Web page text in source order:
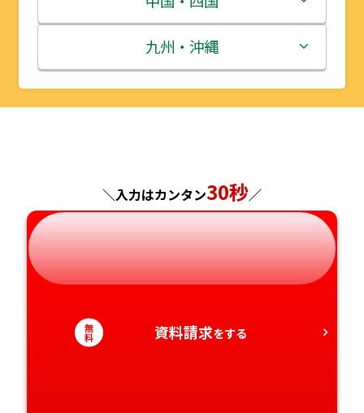
秋田県
山形県
埼玉県
千葉県
石川県
福井県
岐阜県
静岡県
滋賀県
京都府
奈良県
和歌山県
鳥取県
島根県
山口県
徳島県
九州・沖縄
福岡県
熊本県
大分県
＼入力はカンタン30秒／
無
料 資料請求をする